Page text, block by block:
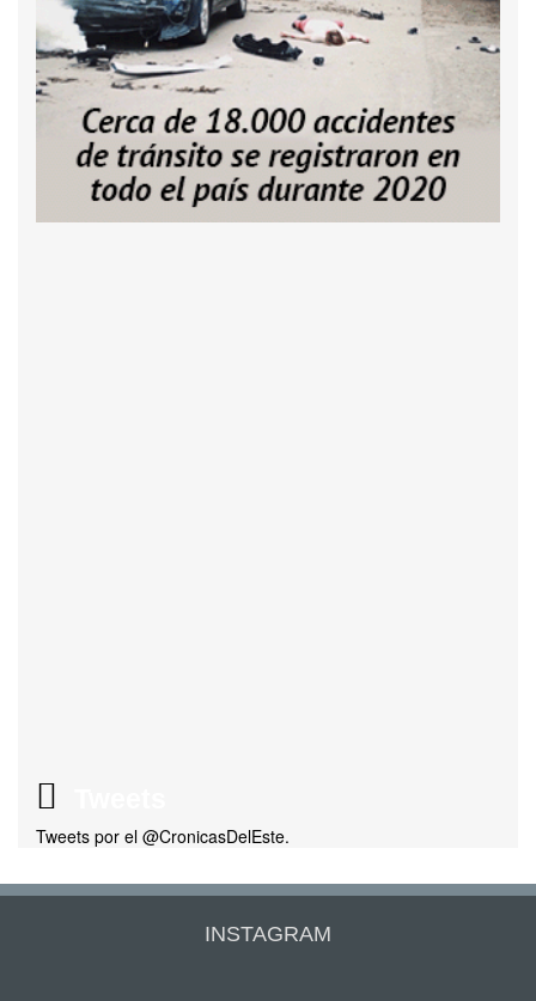
Tweets por el @CronicasDelEste.
INSTAGRAM